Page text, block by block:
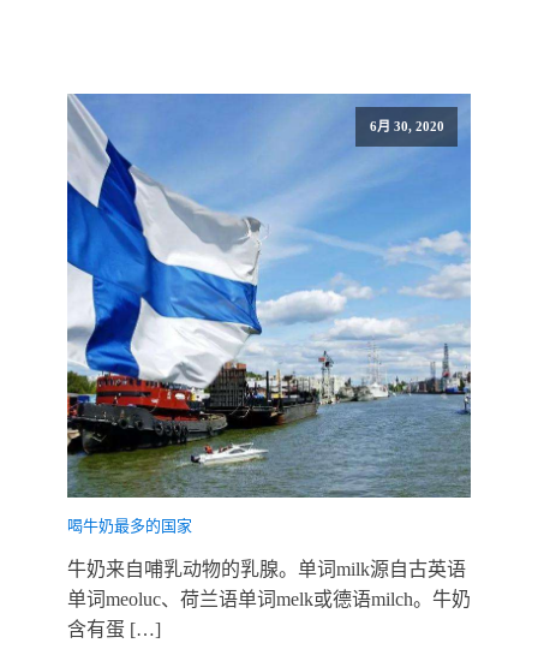
6月 30, 2020
喝牛奶最多的国家
牛奶来自哺乳动物的乳腺。单词milk源自古英语
单词meoluc、荷兰语单词melk或德语milch。牛奶
含有蛋 […]